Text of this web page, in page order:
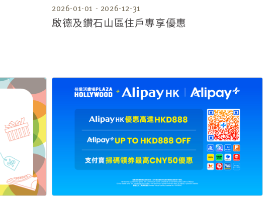
2026-01-01 - 2026-12-31
啟德及鑽石山區住戶專享優惠